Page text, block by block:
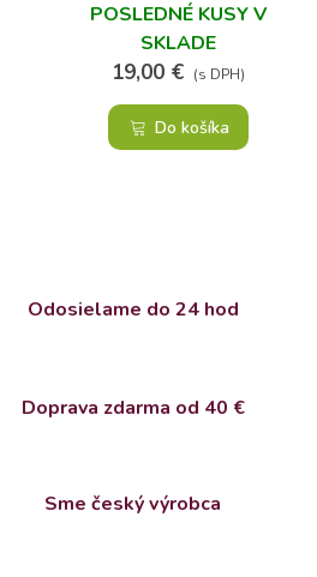
POSLEDNÉ KUSY V
SKLADE
19,00 € (s DPH)
Do košíka
Odosielame do 24 hod
Doprava zdarma od 40 €
Sme český výrobca